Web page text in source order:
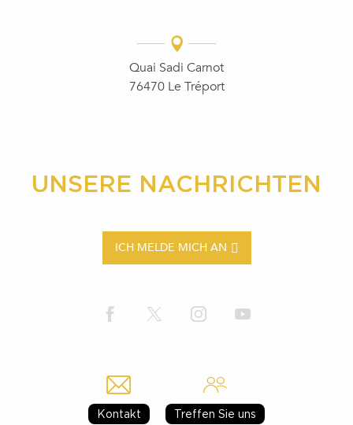
Quai Sadi Carnot
76470 Le Tréport
UNSERE NACHRICHTEN
ICH MELDE MICH AN
Kontakt Treffen Sie uns